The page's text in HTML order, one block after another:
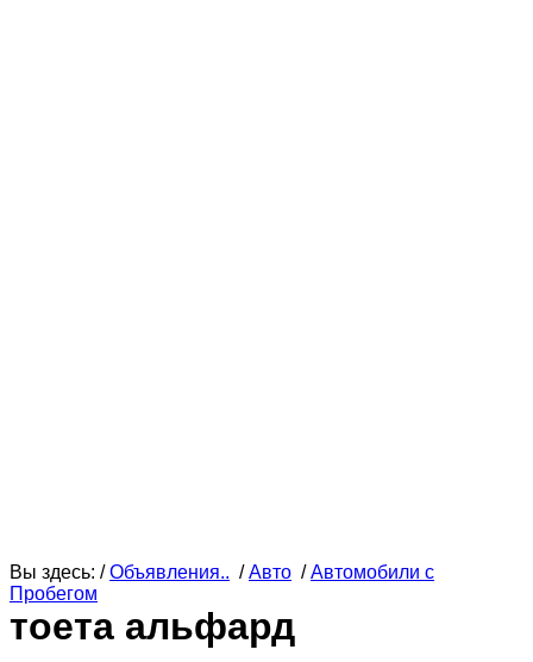
Вы здесь: /Объявления.. /Авто /Автомобили с
Пробегом
тоета альфард